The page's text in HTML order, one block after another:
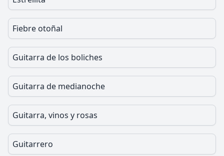
Fiebre otoñal
Guitarra de los boliches
Guitarra de medianoche
Guitarra, vinos y rosas
Guitarrero